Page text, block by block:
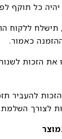
כל תוקף
תישלח
כאמור.
את הזכות
לצורך